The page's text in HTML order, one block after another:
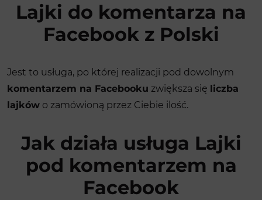
Lajki do komentarza na
Facebook z Polski
Jest to usługa, po której realizacji pod dowolnym
komentarzem na Facebooku zwiększa się liczba
lajków o zamówioną przez Ciebie ilość.
Jak działa usługa Lajki
pod komentarzem na
Facebook